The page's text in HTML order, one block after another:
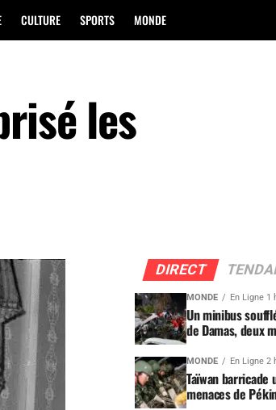
CULTURE SPORTS MONDE
les
DIRECT
MONDE En Ligne 1
Un minibus
de Damas, deux
MONDE En Ligne 2
Taïwan
menaces de